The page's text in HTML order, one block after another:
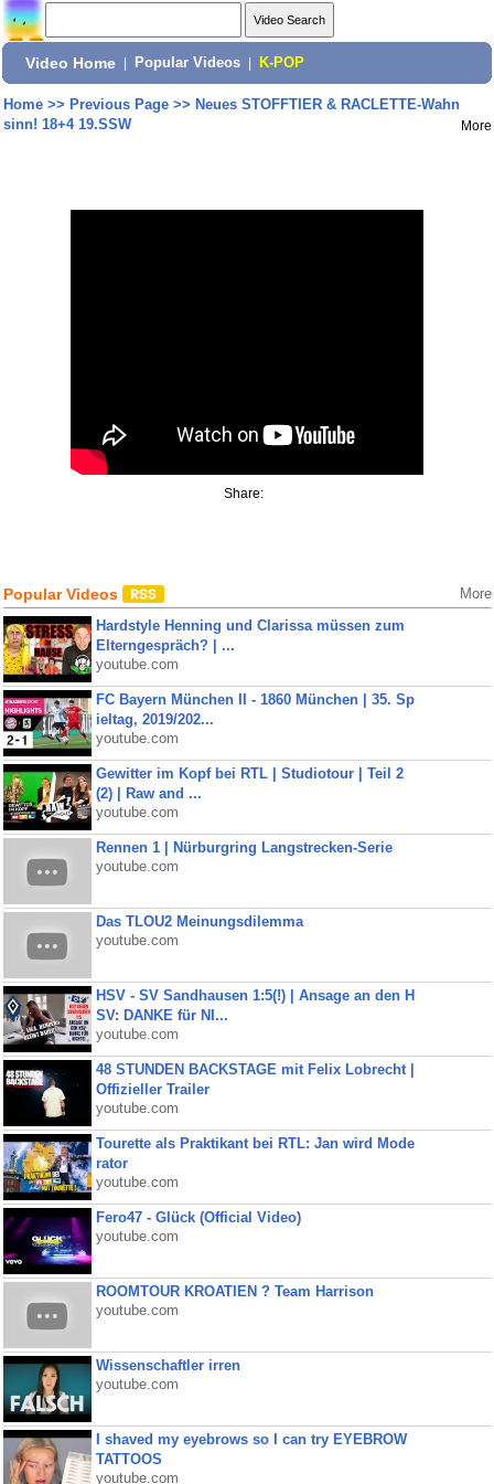
Video Home Popular Videos K-POP
Home>> Previous Page>> Neues STOFFTIER & RACLETTE-Wahn
sinn! 18+4 19.SSW
More
Share:
Popular Videos More
Hardstyle Henning und Clarissa müssen zum
Elterngespräch? | ...
youtube.com
FC Bayern München II - 1860 München | 35. Sp
ieltag, 2019/202...
youtube.com
Gewitter im Kopf bei RTL | Studiotour | Teil 2
(2) | Raw and ...
youtube.com
Rennen 1 | Nürburgring Langstrecken-Serie
youtube.com
Das TLOU2 Meinungsdilemma
youtube.com
HSV - SV Sandhausen 1:5(!) | Ansage an den H
SV: DANKE für NI...
youtube.com
48 STUNDEN BACKSTAGE mit Felix Lobrecht |
Offizieller Trailer
youtube.com
Tourette als Praktikant bei RTL: Jan wird Mode
rator
youtube.com
Fero47 - Glück (Official Video)
youtube.com
ROOMTOUR KROATIEN ? Team Harrison
youtube.com
Wissenschaftler irren
youtube.com
I shaved my eyebrows so I can try EYEBROW
TATTOOS
youtube.com